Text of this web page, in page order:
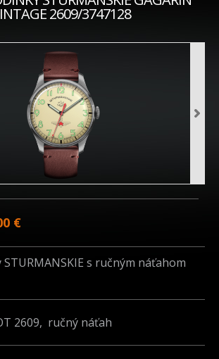
2609/3747128
€
s ručným náťahom
2609, ručný náťah